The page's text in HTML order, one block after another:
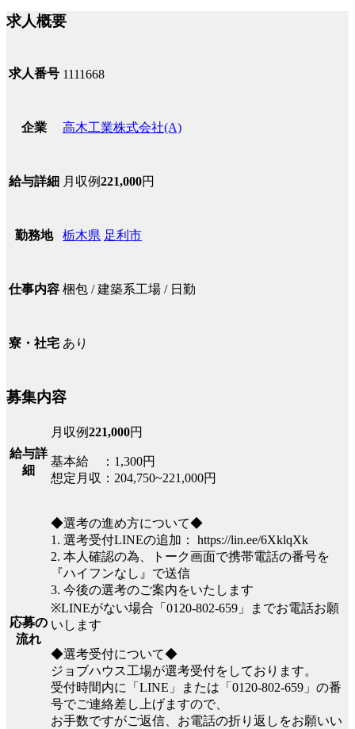
求人概要
求人番号 1111668
企業 高木工業株式会社(A)
給与詳細 月収例221,000円
勤務地 栃木県 足利市
仕事内容 梱包 / 建築系工場 / 日勤
寮・社宅 あり
募集内容
給与詳
細
月収例221,000円
基本給 ：1,300円
想定月収：204,750~221,000円
応募の
流れ
◆選考の進め方について◆
1. 選考受付LINEの追加： https://lin.ee/6XklqXk
2. 本人確認の為、トーク画面で携帯電話の番号を
『ハイフンなし』で送信
3. 今後の選考のご案内をいたします
※LINEがない場合「0120-802-659」までお電話お願
いします
◆選考受付について◆
ジョブハウス工場が選考受付をしております。
受付時間内に「LINE」または「0120-802-659」の番
号でご連絡差し上げますので、
お手数ですがご返信、お電話の折り返しをお願いい